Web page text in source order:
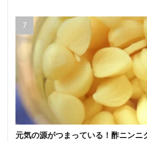
元気の源がつまっている！酢ニンニ